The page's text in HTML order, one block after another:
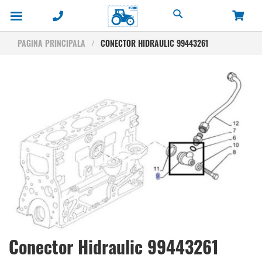
Cautare
PAGINA PRINCIPALA CONECTOR HIDRAULIC 99443261
images
gallery
Skip
to
Conector Hidraulic 99443261